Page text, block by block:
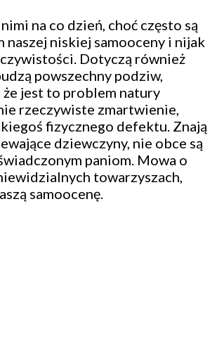
na co dzień, choć często są
naszej niskiej samooceny i nijak
Dotyczą również
powszechny podziw,
jest to problem natury
rzeczywiste zmartwienie,
fizycznego defektu. Znają
dziewczyny, nie obce są
paniom. Mowa o
towarzyszach,
samoocenę.